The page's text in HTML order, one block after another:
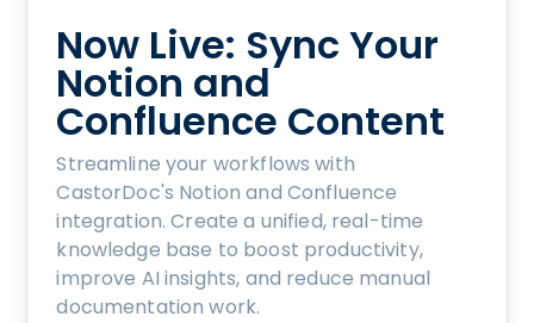
Now Live: Sync Your
Notion and
Confluence Content
Streamline your workflows with
CastorDoc's Notion and Confluence
integration. Create a unified, real-time
knowledge base to boost productivity,
improve AI insights, and reduce manual
documentation work.